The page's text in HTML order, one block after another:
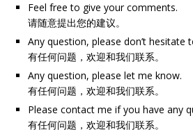
Feel free to give your comments.
请随意提出您的建议。
Any question, please don’t hesitate
有任何问题，欢迎和我们联系。
Any question, please let me know.
有任何问题，欢迎和我们联系。
Please contact me if you have any
有任何问题，欢迎和我们联系。